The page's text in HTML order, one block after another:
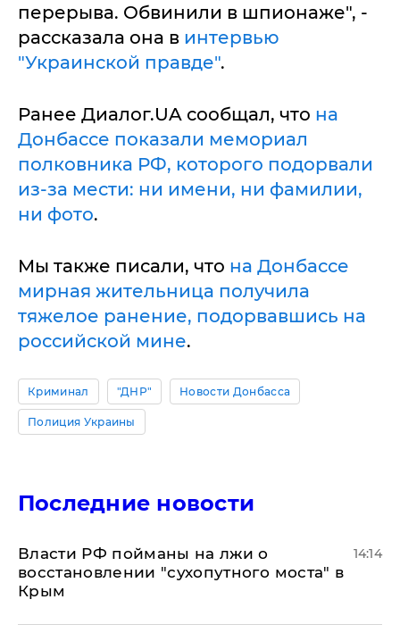
перерыва. Обвинили в шпионаже", -
рассказала она в интервью
"Украинской правде".
Ранее Диалог.UA сообщал, что на
Донбассе показали мемориал
полковника РФ, которого подорвали
из-за мести: ни имени, ни фамилии,
ни фото.
Мы также писали, что на Донбассе
мирная жительница получила
тяжелое ранение, подорвавшись на
российской мине.
Криминал "ДНР" Новости Донбасса
Полиция Украины
Последние новости
Власти РФ пойманы на лжи о
восстановлении "сухопутного моста" в
Крым
14:14